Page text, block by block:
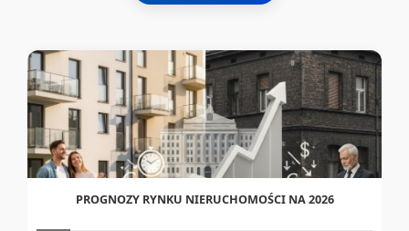
PROGNOZY RYNKU NIERUCHOMOŚCI NA 2026